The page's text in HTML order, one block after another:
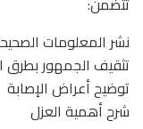
نشر المعلومات
تثقيف الجمهور بطرق
توضيح أعراض الإصابة
شرح أهمية العزل